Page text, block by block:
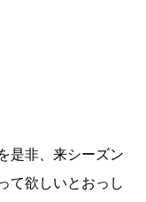
是非、来シーズン
て欲しいとおっし